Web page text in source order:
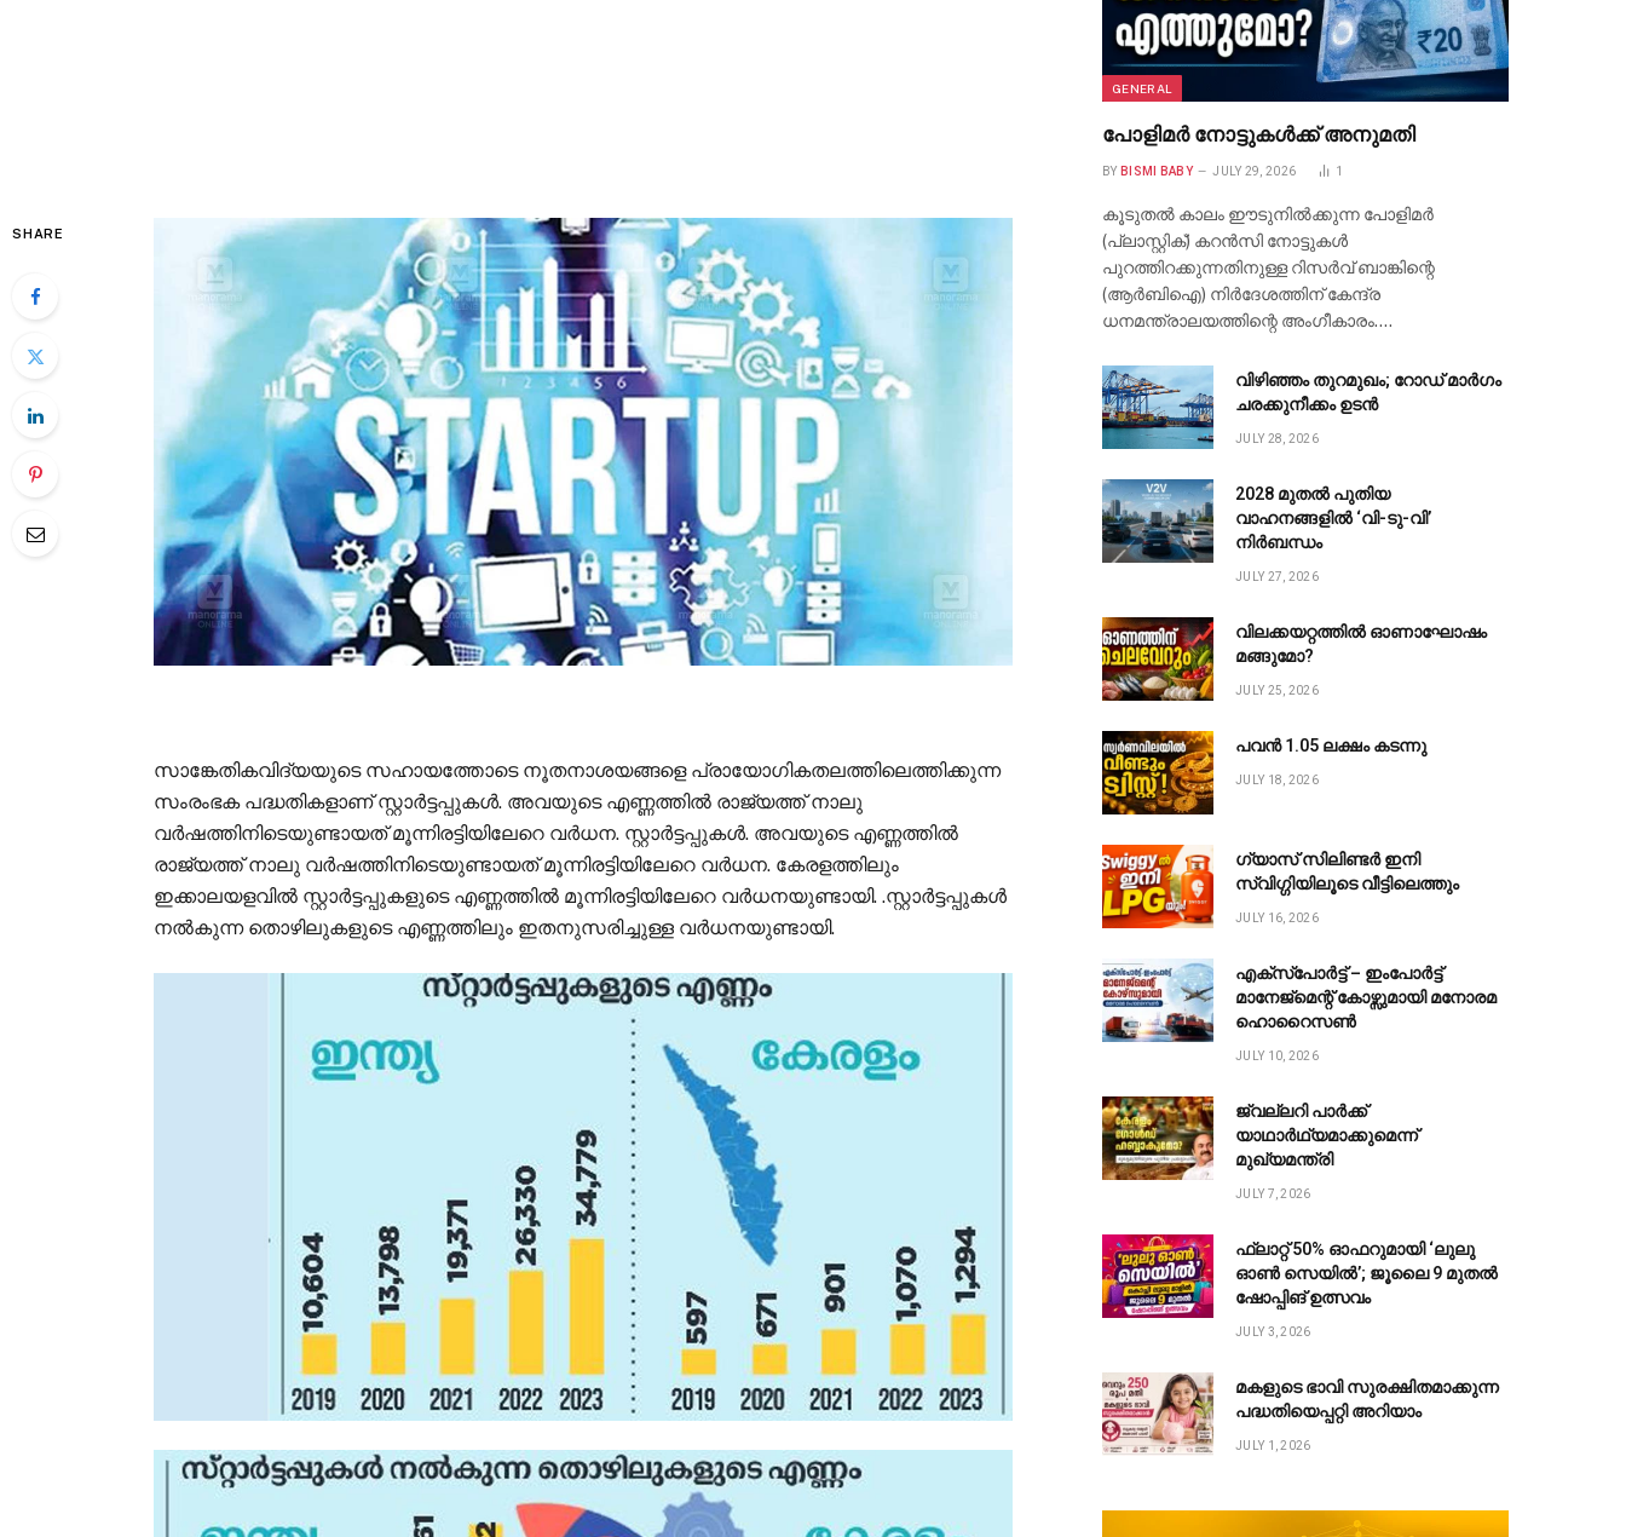
SHARE
സാങ്കേതികവിദ്യയുടെ സഹായത്തോടെ നൂതനാശയങ്ങളെ പ്രായോഗികതലത്തിലെത്തിക്കുന്ന
സംരംഭക പദ്ധതികളാണ് സ്റ്റാർട്ടപ്പുകൾ. അവയുടെ എണ്ണത്തിൽ രാജ്യത്ത് നാലു
വർഷത്തിനിടെയുണ്ടായത് മൂന്നിരട്ടിയിലേറെ വർധന. സ്റ്റാർട്ടപ്പുകൾ. അവയുടെ എണ്ണത്തിൽ
രാജ്യത്ത് നാലു വർഷത്തിനിടെയുണ്ടായത് മൂന്നിരട്ടിയിലേറെ വർധന. കേരളത്തിലും
ഇക്കാലയളവിൽ സ്റ്റാർട്ടപ്പുകളുടെ എണ്ണത്തിൽ മൂന്നിരട്ടിയിലേറെ വർധനയുണ്ടായി. .സ്റ്റാർട്ടപ്പുകൾ
നൽകുന്ന തൊഴിലുകളുടെ എണ്ണത്തിലും ഇതനുസരിച്ചുള്ള വർധനയുണ്ടായി.
GENERAL
പോളിമർ നോട്ടുകൾക്ക് അനുമതി
BY BISMI BABY JULY 29, 2026 1
കൂടുതൽ കാലം ഈടുനിൽക്കുന്ന പോളിമർ
(പ്ലാസ്റ്റിക്) കറൻസി നോട്ടുകൾ
പുറത്തിറക്കുന്നതിനുള്ള റിസർവ് ബാങ്കിന്റെ
(ആർബിഐ) നിർദേശത്തിന് കേന്ദ്ര
ധനമന്ത്രാലയത്തിന്റെ അംഗീകാരം.…
വിഴിഞ്ഞം തുറമുഖം; റോഡ് മാർഗം
ചരക്കുനീക്കം ഉടൻ
JULY 28, 2026
2028 മുതൽ പുതിയ
വാഹനങ്ങളിൽ ‘വി-ടു-വി’
നിർബന്ധം
JULY 27, 2026
വിലക്കയറ്റത്തിൽ ഓണാഘോഷം
മങ്ങുമോ?
JULY 25, 2026
പവൻ ₹1.05 ലക്ഷം കടന്നു
JULY 18, 2026
ഗ്യാസ് സിലിണ്ടർ ഇനി
സ്വിഗ്ഗിയിലൂടെ വീട്ടിലെത്തും
JULY 16, 2026
എക്സ്പോർട്ട് – ഇംപോർട്ട്
മാനേജ്മെന്റ് കോഴ്സുമായി മനോരമ
ഹൊറൈസൺ
JULY 10, 2026
ജ്വല്ലറി പാർക്ക്
യാഥാർഥ്യമാക്കുമെന്ന്
മുഖ്യമന്ത്രി
JULY 7, 2026
ഫ്ലാറ്റ് 50% ഓഫറുമായി ‘ലുലു
ഓൺ സെയിൽ’; ജൂലൈ 9 മുതൽ
ഷോപ്പിങ് ഉത്സവം
JULY 3, 2026
മകളുടെ ഭാവി സുരക്ഷിതമാക്കുന്ന
പദ്ധതിയെപ്പറ്റി അറിയാം
JULY 1, 2026